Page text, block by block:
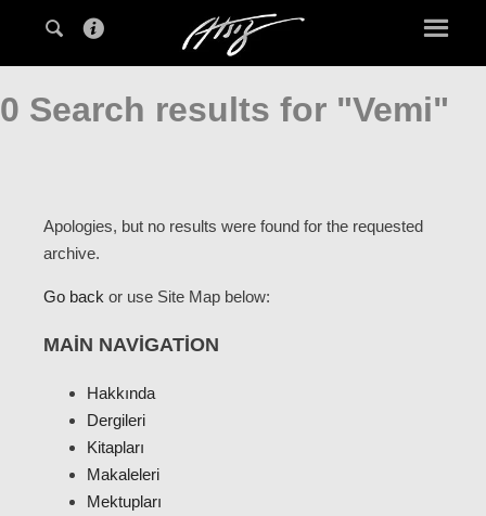
0 Search results for "Vemi"
Apologies, but no results were found for the requested
archive.
Go back or use Site Map below:
MAIN NAVIGATION
Hakkında
Dergileri
Kitapları
Makaleleri
Mektupları